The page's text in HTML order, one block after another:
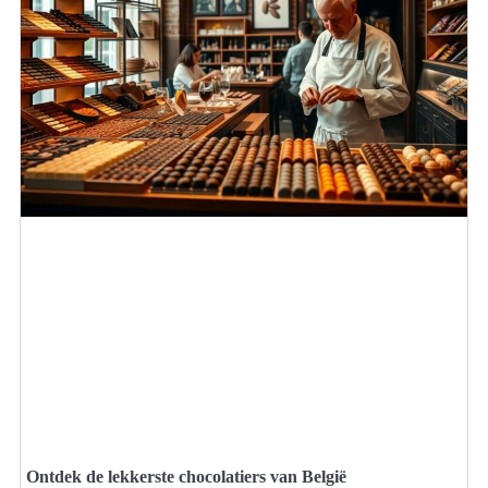
Ontdek de lekkerste chocolatiers van België